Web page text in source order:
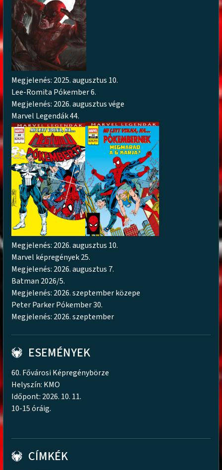
Megjelenés: 2025. augusztus 10.
Lee-Romita Pókember 6.
Megjelenés: 2026. augusztus vége
Marvel Legendák 44.
Megjelenés: 2026. augusztus 10.
Marvel képregények 25.
Megjelenés: 2026. augusztus 7.
Batman 2026/5.
Megjelenés: 2026. szeptember közepe
Peter Parker Pókember 30.
Megjelenés: 2026. szeptember
ESEMÉNYEK
60. Fővárosi Képregénybörze
Helyszín: KMO
Időpont: 2026. 10. 11.
10-15 óráig.
CÍMKÉK